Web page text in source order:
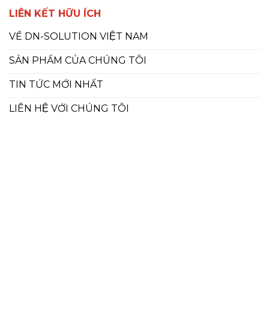
LIÊN KẾT HỮU ÍCH
VỀ DN-SOLUTION VIỆT NAM
SẢN PHẨM CỦA CHÚNG TÔI
TIN TỨC MỚI NHẤT
LIÊN HỆ VỚI CHÚNG TÔI